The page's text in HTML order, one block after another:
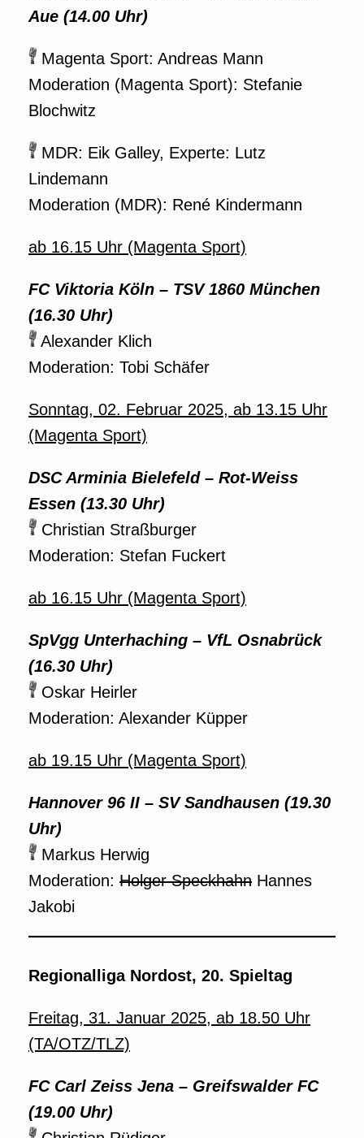
Aue (14.00 Uhr)
Magenta Sport: Andreas Mann
Moderation (Magenta Sport): Stefanie
Blochwitz
MDR: Eik Galley, Experte: Lutz
Lindemann
Moderation (MDR): René Kindermann
ab 16.15 Uhr (Magenta Sport)
FC Viktoria Köln – TSV 1860 München
(16.30 Uhr)
Alexander Klich
Moderation: Tobi Schäfer
Sonntag, 02. Februar 2025, ab 13.15 Uhr
(Magenta Sport)
DSC Arminia Bielefeld – Rot-Weiss
Essen (13.30 Uhr)
Christian Straßburger
Moderation: Stefan Fuckert
ab 16.15 Uhr (Magenta Sport)
SpVgg Unterhaching – VfL Osnabrück
(16.30 Uhr)
Oskar Heirler
Moderation: Alexander Küpper
ab 19.15 Uhr (Magenta Sport)
Hannover 96 II – SV Sandhausen (19.30
Uhr)
Markus Herwig
Moderation: Holger Speckhahn Hannes
Jakobi
Regionalliga Nordost, 20. Spieltag
Freitag, 31. Januar 2025, ab 18.50 Uhr
(TA/OTZ/TLZ)
FC Carl Zeiss Jena – Greifswalder FC
(19.00 Uhr)